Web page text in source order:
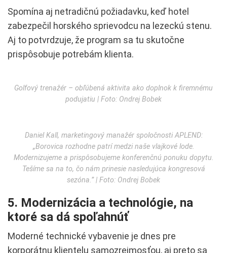
Spomína aj netradičnú požiadavku, keď hotel
zabezpečil horského sprievodcu na lezeckú stenu.
Aj to potvrdzuje, že program sa tu skutočne
prispôsobuje potrebám klienta.
Golfový trenažér – obľúbená aktivita ako doplnok k firemnému
podujatiu | Foto: Ondrej Bobek
Daniel Kall, marketingový manažér spoločnosti APLEND:
„Borovica rozhodne patrí medzi naše vlajkové lode.
Modernizujeme a prispôsobujeme konferenčnú ponuku dopytu.
Tešíme sa na to, čo nám prinesie nasledujúca kongresová
sezóna.” | Foto: Ondrej Bobek
5. Modernizácia a technológie, na
ktoré sa dá spoľahnúť
Moderné technické vybavenie je dnes pre
korporátnu klientelu samozrejmosťou, aj preto sa